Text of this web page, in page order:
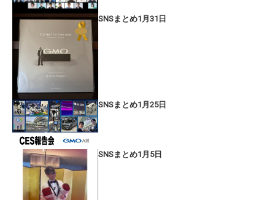
SNSまとめ1月31日
SNSまとめ1月25日
SNSまとめ1月5日